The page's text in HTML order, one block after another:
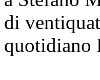
di
quotidiano